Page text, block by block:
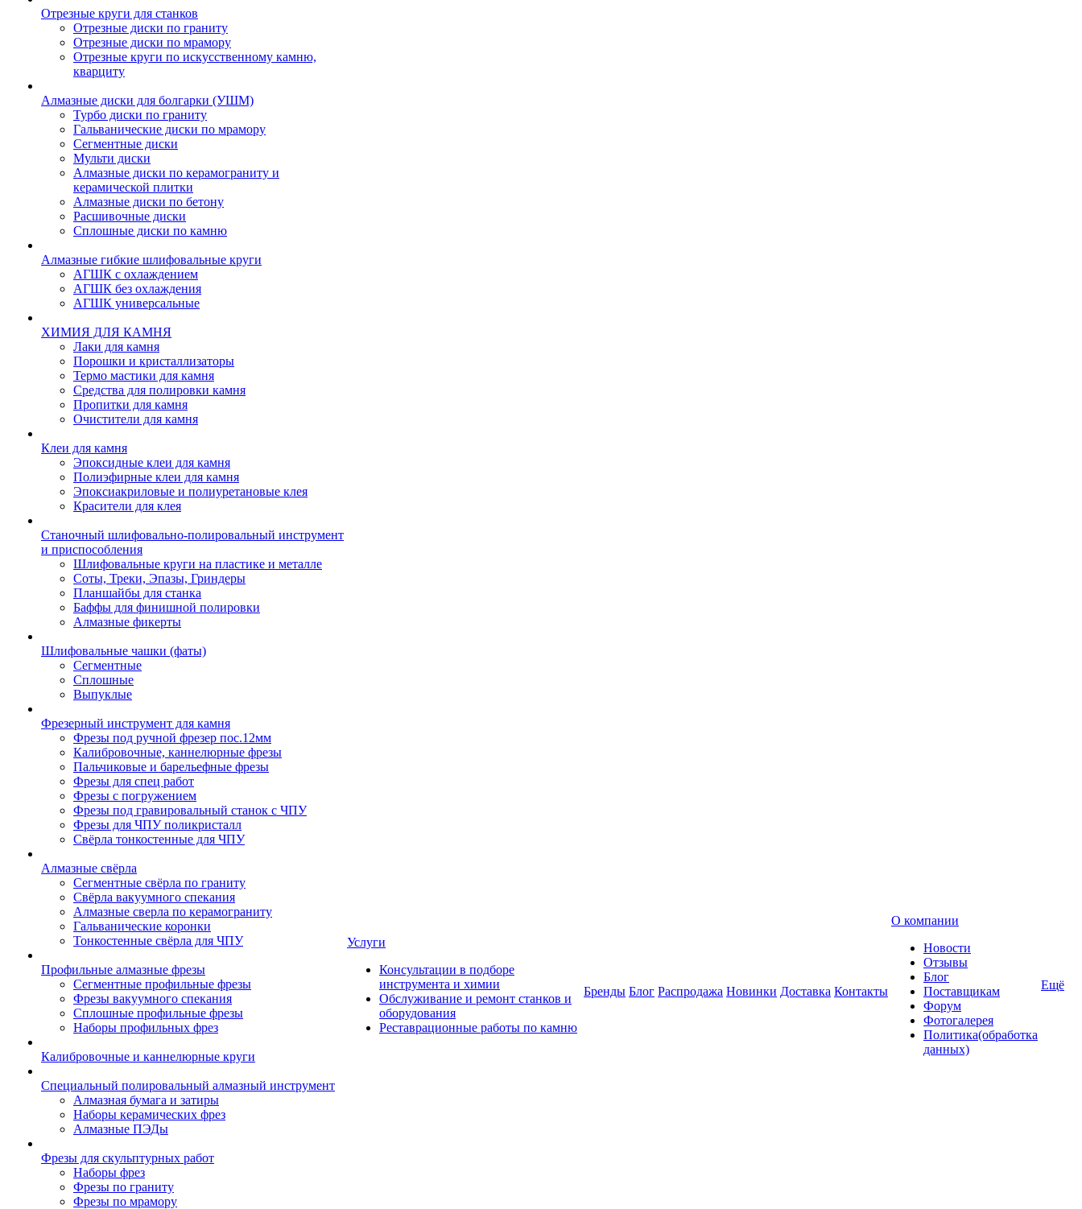
Отрезные круги для станков
Отрезные диски по граниту
Отрезные диски по мрамору
Отрезные круги по искусственному камню,
кварциту
Алмазные диски для болгарки (УШМ)
Турбо диски по граниту
Гальванические диски по мрамору
Сегментные диски
Мульти диски
Алмазные диски по керамограниту и
керамической плитки
Алмазные диски по бетону
Расшивочные диски
Сплошные диски по камню
Алмазные гибкие шлифовальные круги
АГШК с охлаждением
АГШК без охлаждения
АГШК универсальные
ХИМИЯ ДЛЯ КАМНЯ
Лаки для камня
Порошки и кристаллизаторы
Термо мастики для камня
Средства для полировки камня
Пропитки для камня
Очистители для камня
Клеи для камня
Эпоксидные клеи для камня
Полиэфирные клеи для камня
Эпоксиакриловые и полиуретановые клея
Красители для клея
Станочный шлифовально-полировальный инструмент
и приспособления
Шлифовальные круги на пластике и металле
Соты, Треки, Эпазы, Гриндеры
Планшайбы для станка
Баффы для финишной полировки
Алмазные фикерты
Шлифовальные чашки (фаты)
Сегментные
Сплошные
Выпуклые
Фрезерный инструмент для камня
Фрезы под ручной фрезер пос.12мм
Калибровочные, каннелюрные фрезы
Пальчиковые и барельефные фрезы
Фрезы для спец работ
Фрезы с погружением
Фрезы под гравировальный станок с ЧПУ
Фрезы для ЧПУ поликристалл
Свёрла тонкостенные для ЧПУ
Алмазные свёрла
Сегментные свёрла по граниту
Свёрла вакуумного спекания
Алмазные сверла по керамограниту
Гальванические коронки
Тонкостенные свёрла для ЧПУ
Профильные алмазные фрезы
Сегментные профильные фрезы
Фрезы вакуумного спекания
Сплошные профильные фрезы
Наборы профильных фрез
Калибровочные и каннелюрные круги
Специальный полировальный алмазный инструмент
Алмазная бумага и затиры
Наборы керамических фрез
Алмазные ПЭДы
Фрезы для скульптурных работ
Наборы фрез
Фрезы по граниту
Фрезы по мрамору
Услуги
Консультации в подборе
инструмента и химии
Обслуживание и ремонт станков и
оборудования
Реставрационные работы по камню
Бренды Блог Распродажа Новинки Доставка Контакты
О компании
Новости
Отзывы
Блог
Поставщикам
Форум
Фотогалерея
Политика(обработка
данных)
Ещё